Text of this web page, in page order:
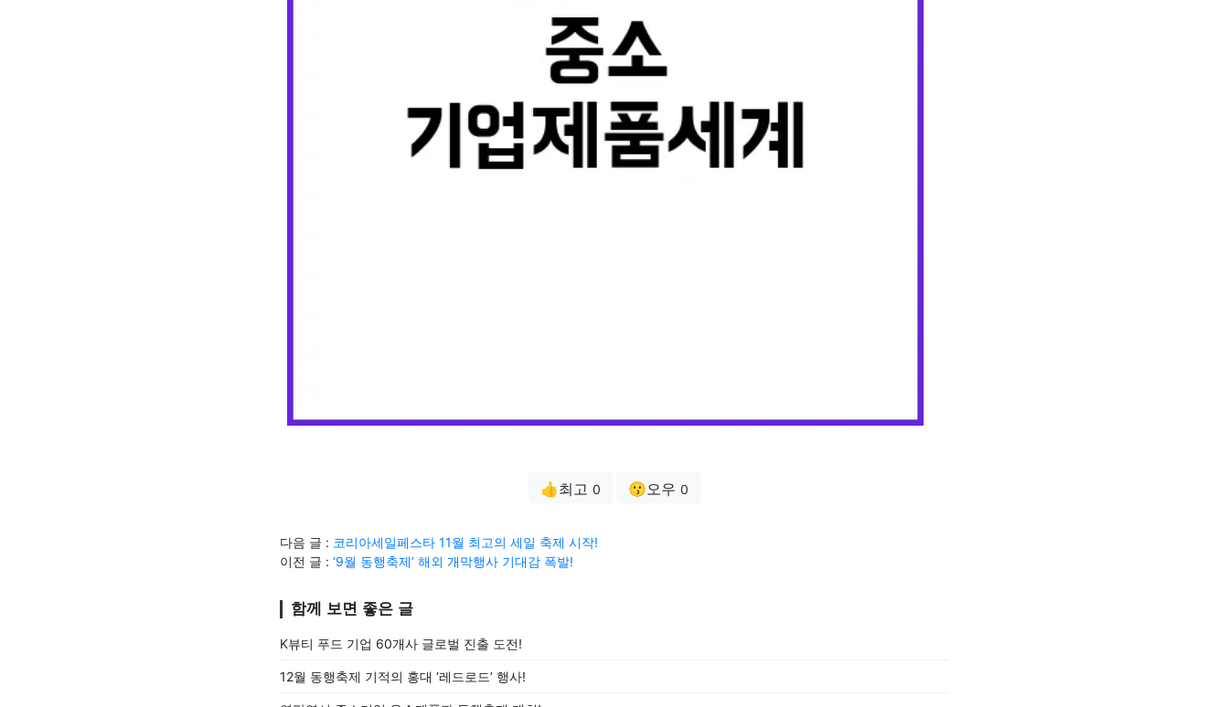
👍최고 0 😗오우 0
다음 글 : 코리아세일페스타 11월 최고의 세일 축제 시작!
이전 글 : ‘9월 동행축제’ 해외 개막행사 기대감 폭발!
함께 보면 좋은 글
K뷰티 푸드 기업 60개사 글로벌 진출 도전!
12월 동행축제 기적의 홍대 ‘레드로드’ 행사!